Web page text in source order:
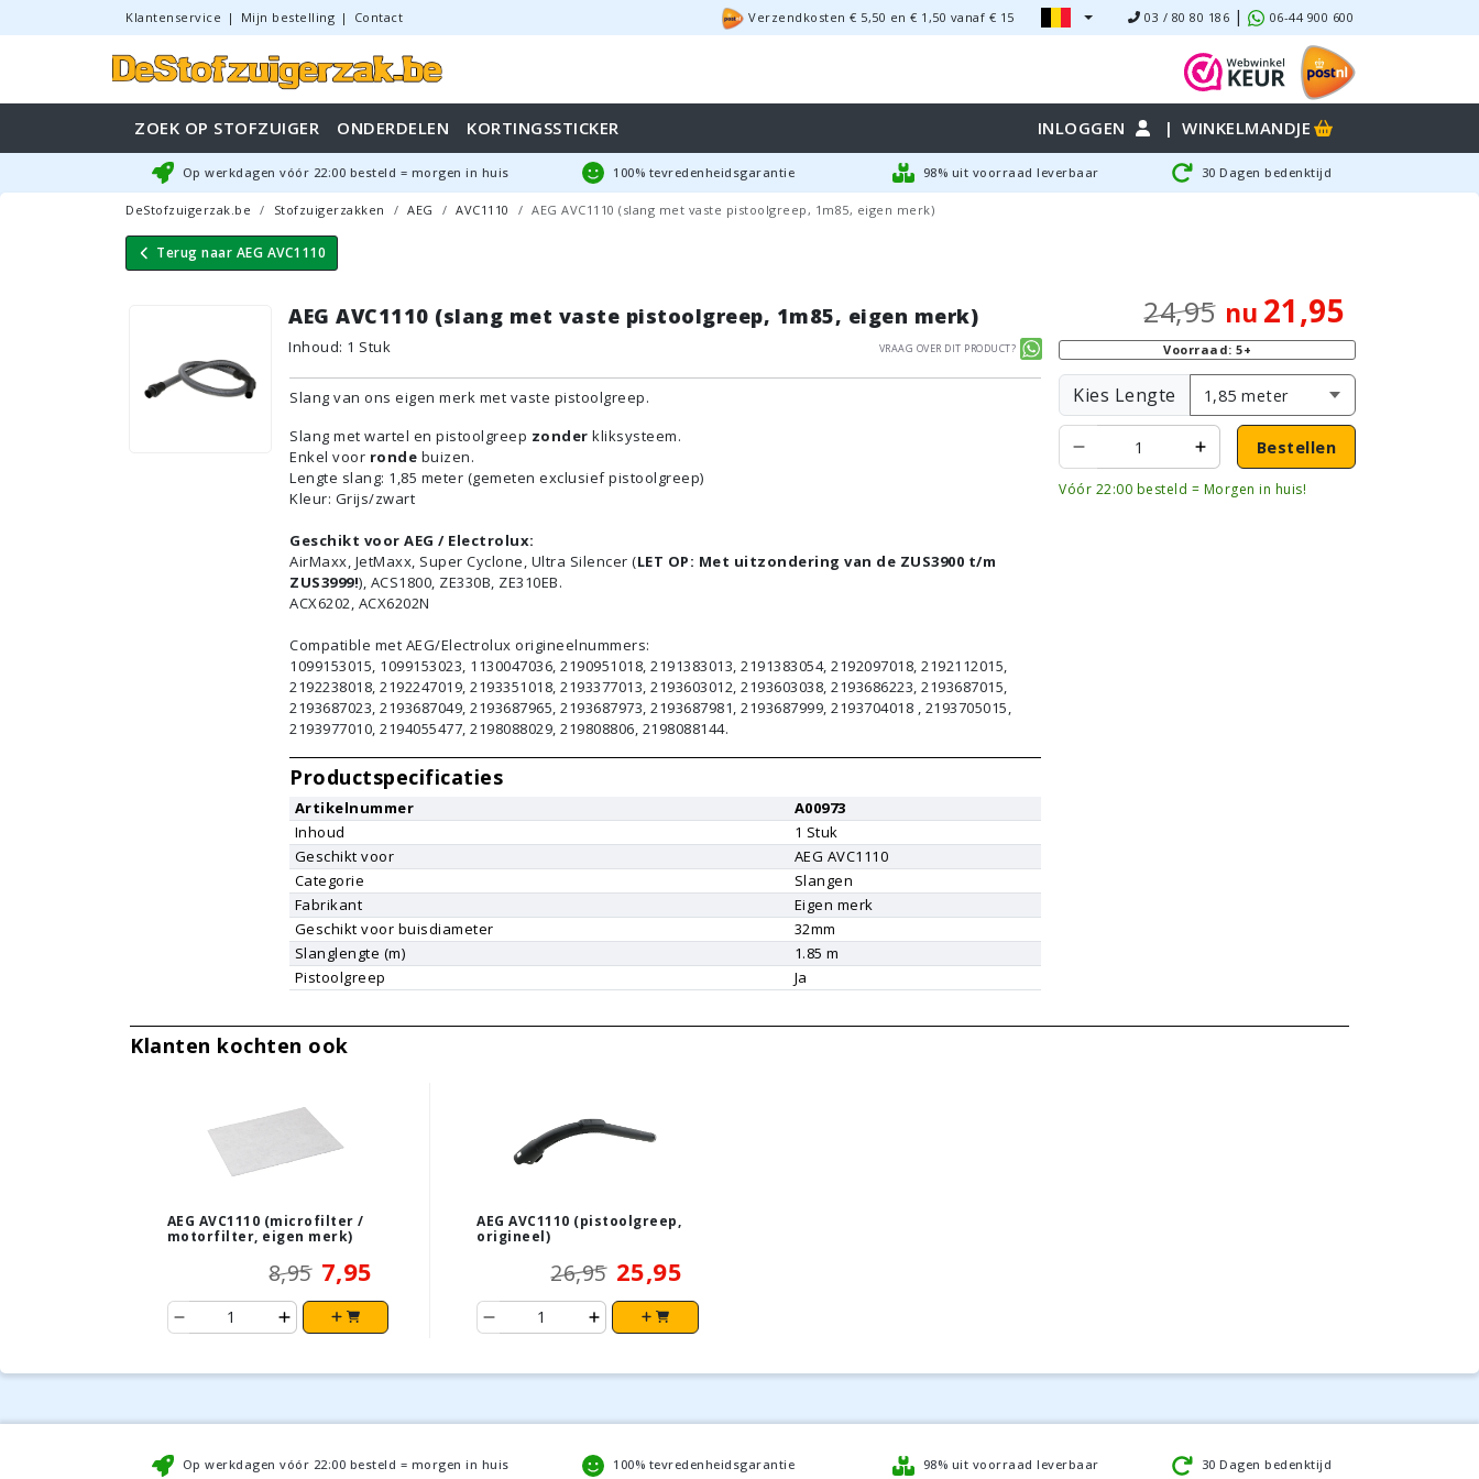
Klantenservice | Mijn bestelling | Contact Verzendkosten € 5,50 en € 1,50 vanaf € 15 03 / 80 80 186 | 06-44 900 600
ZOEK OP STOFZUIGER ONDERDELEN KORTINGSSTICKER INLOGGEN | WINKELMANDJE
Op werkdagen vóór 22:00 besteld = morgen in huis 100% tevredenheidsgarantie 98% uit voorraad leverbaar 30 Dagen bedenktijd
DeStofzuigerzak.be Stofzuigerzakken AEG AVC1110 AEG AVC1110 (slang met vaste pistoolgreep, 1m85, eigen merk)
Terug naar AEG AVC1110
AEG AVC1110 (slang met vaste pistoolgreep, 1m85, eigen merk)
Inhoud: 1 Stuk Vraag over dit product?
Slang van ons eigen merk met vaste pistoolgreep.
Slang met wartel en pistoolgreep zonder kliksysteem.
Enkel voor ronde buizen.
Lengte slang: 1,85 meter (gemeten exclusief pistoolgreep)
Kleur: Grijs/zwart
Geschikt voor AEG / Electrolux:
AirMaxx, JetMaxx, Super Cyclone, Ultra Silencer (LET OP: Met uitzondering van de ZUS3900 t/m
ZUS3999!), ACS1800, ZE330B, ZE310EB.
ACX6202, ACX6202N
Compatible met AEG/Electrolux origineelnummers:
1099153015, 1099153023, 1130047036, 2190951018, 2191383013, 2191383054, 2192097018, 2192112015,
2192238018, 2192247019, 2193351018, 2193377013, 2193603012, 2193603038, 2193686223, 2193687015,
2193687023, 2193687049, 2193687965, 2193687973, 2193687981, 2193687999, 2193704018 , 2193705015,
2193977010, 2194055477, 2198088029, 219808806, 2198088144.
Productspecificaties
Artikelnummer
A00973
Inhoud
1 Stuk
Geschikt voor
AEG AVC1110
Categorie
Slangen
Fabrikant
Eigen merk
Geschikt voor buisdiameter
32mm
Slanglengte (m)
1.85 m
Pistoolgreep
Ja
24,95 nu 21,95
Voorraad: 5+
Kies Lengte
Bestellen
Vóór 22:00 besteld = Morgen in huis!
Klanten kochten ook
AEG AVC1110 (microfilter /
motorfilter, eigen merk)
8,95 7,95
AEG AVC1110 (pistoolgreep,
origineel)
26,95 25,95
Op werkdagen vóór 22:00 besteld = morgen in huis 100% tevredenheidsgarantie 98% uit voorraad leverbaar 30 Dagen bedenktijd